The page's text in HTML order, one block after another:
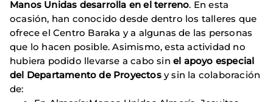
Manos Unidas desarrolla en el terreno. En esta
ocasión, han conocido desde dentro los talleres que
ofrece el Centro Baraka y a algunas de las personas
que lo hacen posible. Asimismo, esta actividad no
hubiera podido llevarse a cabo sin el apoyo especial
del Departamento de Proyectosy sin la colaboración
de: